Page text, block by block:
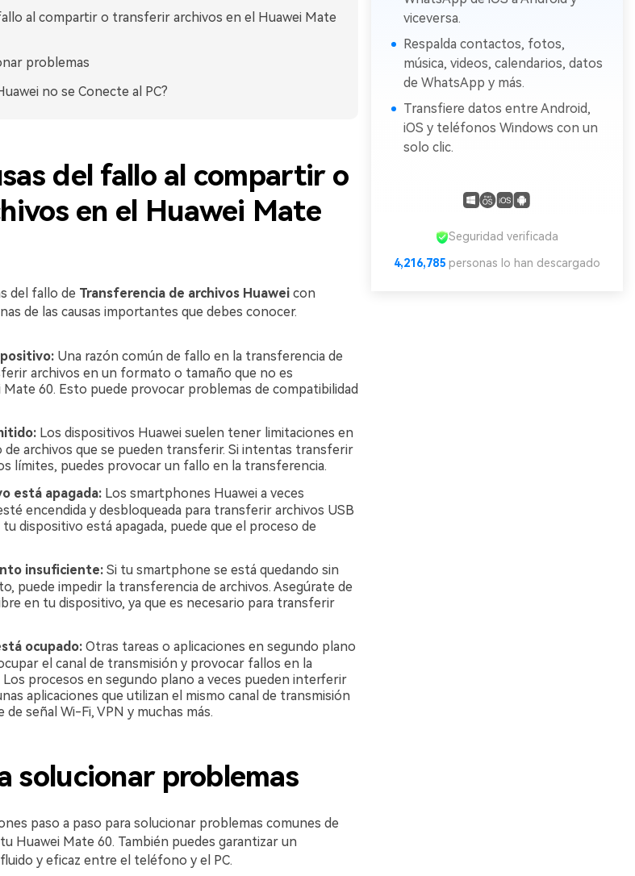
al compartir o transferir archivos en el Huawei Mate
problemas
no se Conecte al PC?
del fallo al compartir o
en el Huawei Mate
del fallo de Transferencia de archivos Huawei con
de las causas importantes que debes conocer.
Una razón común de fallo en la transferencia de
archivos en un formato o tamaño que no es
60. Esto puede provocar problemas de compatibilidad
Los dispositivos Huawei suelen tener limitaciones en
archivos que se pueden transferir. Si intentas transferir
límites, puedes provocar un fallo en la transferencia.
está apagada:Los smartphones Huawei a veces
encendida y desbloqueada para transferir archivos USB
dispositivo está apagada, puede que el proceso de
insuficiente:Si tu smartphone se está quedando sin
puede impedir la transferencia de archivos. Asegúrate de
en tu dispositivo, ya que es necesario para transferir
ocupado:Otras tareas o aplicaciones en segundo plano
el canal de transmisión y provocar fallos en la
procesos en segundo plano a veces pueden interferir
aplicaciones que utilizan el mismo canal de transmisión
señal Wi-Fi, VPN y muchas más.
solucionar problemas
paso a paso para solucionar problemas comunes de
Huawei Mate 60. También puedes garantizar un
y eficaz entre el teléfono y el PC.
viceversa.
Respalda contactos, fotos,
música, videos, calendarios, datos
de WhatsApp y más.
Transfiere datos entre Android,
iOS y teléfonos Windows con un
solo clic.
Seguridad verificada
4,216,785personas lo han descargado